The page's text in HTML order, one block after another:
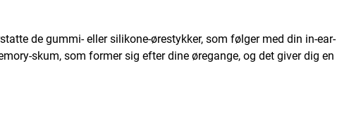
de gummi- eller silikone-ørestykker, som følger med din in-ear-
skum, som former sig efter dine øregange, og det giver dig en